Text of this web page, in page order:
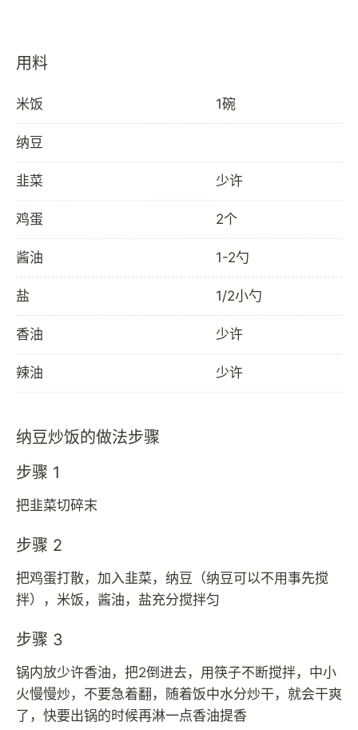
用料
米饭 1碗
纳豆
韭菜 少许
鸡蛋 2个
酱油 1-2勺
盐 1/2小勺
香油 少许
辣油 少许
纳豆炒饭的做法步骤
步骤 1
把韭菜切碎末
步骤 2
把鸡蛋打散，加入韭菜，纳豆（纳豆可以不用事先搅
拌），米饭，酱油，盐充分搅拌匀
步骤 3
锅内放少许香油，把2倒进去，用筷子不断搅拌，中小
火慢慢炒，不要急着翻，随着饭中水分炒干，就会干爽
了，快要出锅的时候再淋一点香油提香